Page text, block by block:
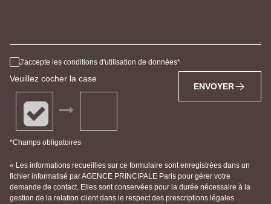
J'accepte les conditions d'utilisation de données
Veuillez cocher la case
*Champs obligatoires
ENVOYER
« Les informations recueillies sur ce formulaire sont enregistrées dans un
fichier informatisé par AGENCE PRINCIPALE Paris pour gérer votre
demande de contact. Elles sont conservées pour la durée nécessaire à la
gestion de la relation client dans le respect des prescriptions légales